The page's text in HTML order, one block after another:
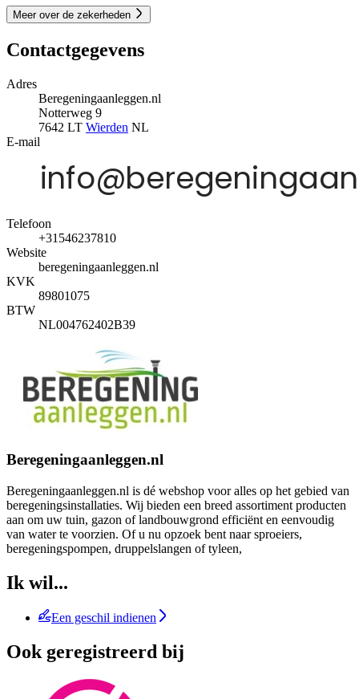
Meer over de zekerheden
Contactgegevens
Adres
Beregeningaanleggen.nl
Notterweg 9
7642 LT Wierden NL
E-mail
Telefoon
+31546237810
Website
beregeningaanleggen.nl
KVK
89801075
BTW
NL004762402B39
Beregeningaanleggen.nl
Beregeningaanleggen.nl is dé webshop voor alles op het gebied van
beregeningsinstallaties. Wij bieden een breed assortiment producten
aan om uw tuin, gazon of landbouwgrond efficiënt en eenvoudig
van water te voorzien. Of u nu opzoek bent naar sproeiers,
beregeningspompen, druppelslangen of tyleen,
Ik wil...
Een geschil indienen
Ook geregistreerd bij